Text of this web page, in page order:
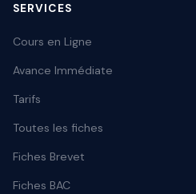
SERVICES
Cours en Ligne
Avance Immédiate
Tarifs
Toutes les fiches
Fiches Brevet
Fiches BAC